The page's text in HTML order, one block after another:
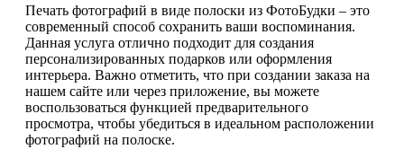
Печать фотографий в виде полоски из ФотоБудки – это
современный способ сохранить ваши воспоминания.
Данная услуга отлично подходит для создания
персонализированных подарков или оформления
интерьера. Важно отметить, что при создании заказа на
нашем сайте или через приложение, вы можете
воспользоваться функцией предварительного
просмотра, чтобы убедиться в идеальном расположении
фотографий на полоске.